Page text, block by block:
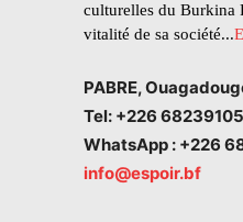
culturelles du Burkina
vitalité de sa société...
PABRE,
Tel: +226 68239105
WhatsApp : +226
info@espoir.bf